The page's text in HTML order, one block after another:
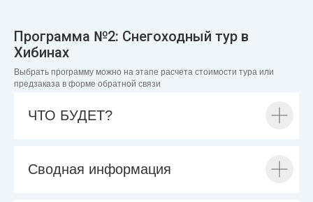
Программа №2: Снегоходный тур в
Хибинах
Выбрать программу можно на этапе расчета стоимости тура или
предзаказа в форме обратной связи
ЧТО БУДЕТ?
Сводная информация